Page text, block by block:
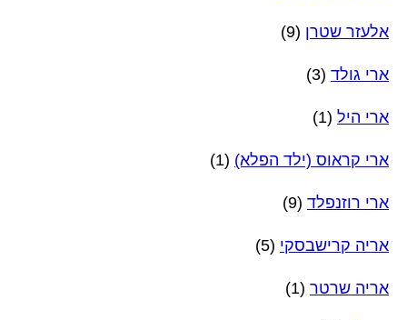
אלעזר שטרן (9)
ארי גולד (3)
ארי היל (1)
ארי קראוס (ילד הפלא) (1)
ארי רוזנפלד (9)
אריה קרישבסקי (5)
אריה שרטר (1)